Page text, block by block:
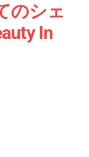
のシェ
In